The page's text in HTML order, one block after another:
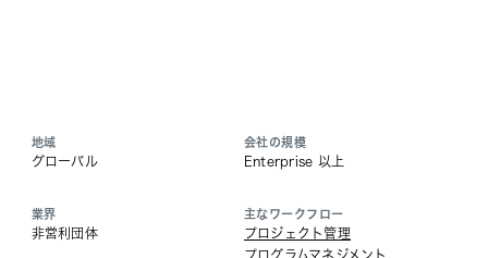
地域
グローバル
会社の規模
Enterprise 以上
業界
非営利団体
主なワークフロー
プロジェクト管理
プログラムマネジメント